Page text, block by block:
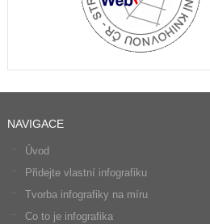
NAVIGACE
Úvod
Přidejte vlastní infografiku
Tvorba infografiky na míru
Co to je infografika